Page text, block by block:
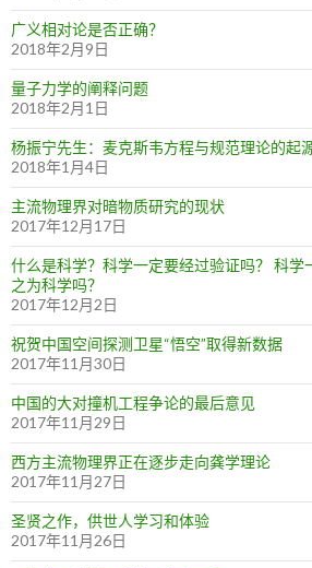
广义相对论是否正确？
2018年2月9日
量子力学的阐释问题
2018年2月1日
杨振宁先生：麦克斯韦方程与规范理论的起
2018年1月4日
主流物理界对暗物质研究的现状
2017年12月17日
什么是科学？科学一定要经过验证吗？ 科学
之为科学吗？
2017年12月2日
祝贺中国空间探测卫星“悟空”取得新数据
2017年11月30日
中国的大对撞机工程争论的最后意见
2017年11月29日
西方主流物理界正在逐步走向龚学理论
2017年11月27日
圣贤之作，供世人学习和体验
2017年11月26日